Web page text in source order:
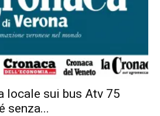
locale sui bus Atv 75
senza...